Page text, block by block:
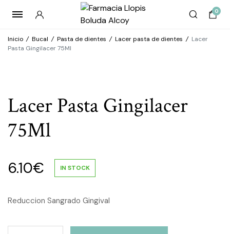
0
Inicio / Bucal / Pasta de dientes / Lacer pasta de dientes / Lacer
Pasta Gingilacer 75Ml
Lacer Pasta Gingilacer
75Ml
6.10€ IN STOCK
Reduccion Sangrado Gingival